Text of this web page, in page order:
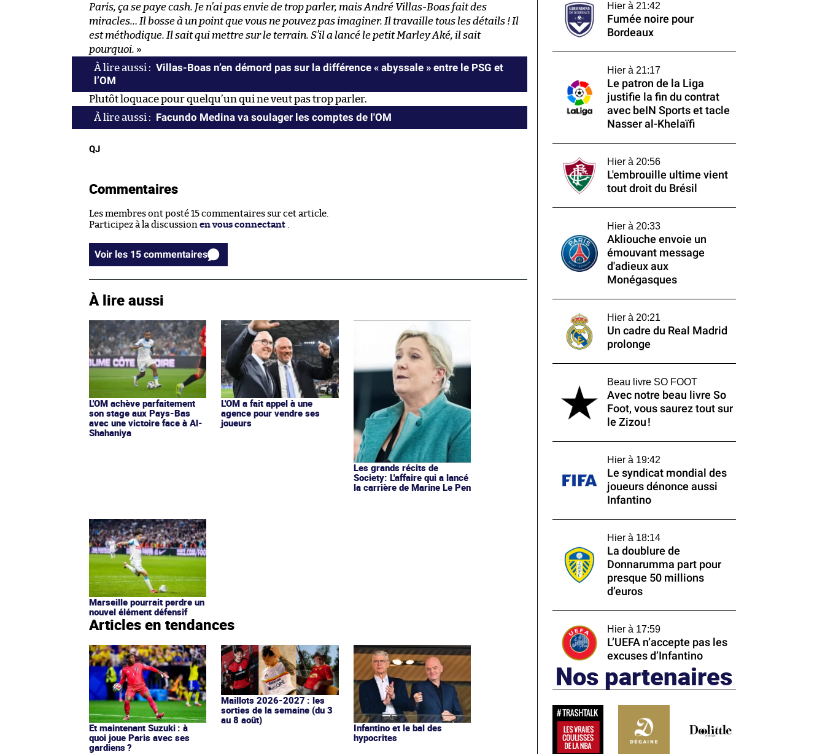
Paris, ça se paye cash. Je n’ai pas envie de trop parler, mais André Villas-Boas fait des
miracles… Il bosse à un point que vous ne pouvez pas imaginer. Il travaille tous les détails ! Il
est méthodique. Il sait qui mettre sur le terrain. S’il a lancé le petit Marley Aké, il sait
pourquoi. »
Villas-Boas n’en démord pas sur la différence « abyssale » entre le PSG et
l’OM
Plutôt loquace pour quelqu’un qui ne veut pas trop parler.
Facundo Medina va soulager les comptes de l'OM
QJ
Commentaires
Les membres ont posté 15 commentaires sur cet article.
Participez à la discussion en vous connectant .
Voir les 15 commentaires
À lire aussi
L'OM achève parfaitement
son stage aux Pays-Bas
avec une victoire face à Al-
Shahaniya
L'OM a fait appel à une
agence pour vendre ses
joueurs
Les grands récits de
Society: L'affaire qui a lancé
la carrière de Marine Le Pen
Marseille pourrait perdre un
nouvel élément défensif
Articles en tendances
Et maintenant Suzuki : à
quoi joue Paris avec ses
gardiens ?
Maillots 2026-2027 : les
sorties de la semaine (du 3
au 8 août)
Infantino et le bal des
hypocrites
Hier à 21:42
Fumée noire pour
Bordeaux
Hier à 21:17
Le patron de la Liga
justifie la fin du contrat
avec beIN Sports et tacle
Nasser al-Khelaïfi
Hier à 20:56
L'embrouille ultime vient
tout droit du Brésil
Hier à 20:33
Akliouche envoie un
émouvant message
d'adieux aux
Monégasques
Hier à 20:21
Un cadre du Real Madrid
prolonge
Beau livre SO FOOT
Avec notre beau livre So
Foot, vous saurez tout sur
le Zizou !
Hier à 19:42
Le syndicat mondial des
joueurs dénonce aussi
Infantino
Hier à 18:14
La doublure de
Donnarumma part pour
presque 50 millions
d’euros
Hier à 17:59
L’UEFA n’accepte pas les
excuses d’Infantino
Nos partenaires